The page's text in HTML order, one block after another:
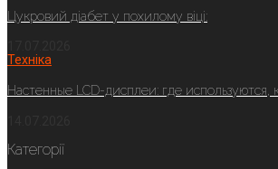
Цукровий діабет у похилому віці:
Техніка
Настенные LCD-дисплеи: где используются,
Категорії